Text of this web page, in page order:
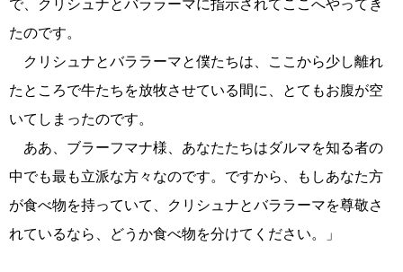
で、クリシュナとバララーマに指示されてここへやってき
たのです。
クリシュナとバララーマと僕たちは、ここから少し離れ
たところで牛たちを放牧させている間に、とてもお腹が空
いてしまったのです。
ああ、ブラーフマナ様、あなたたちはダルマを知る者の
中でも最も立派な方々なのです。ですから、もしあなた方
が食べ物を持っていて、クリシュナとバララーマを尊敬さ
れているなら、どうか食べ物を分けてください。」